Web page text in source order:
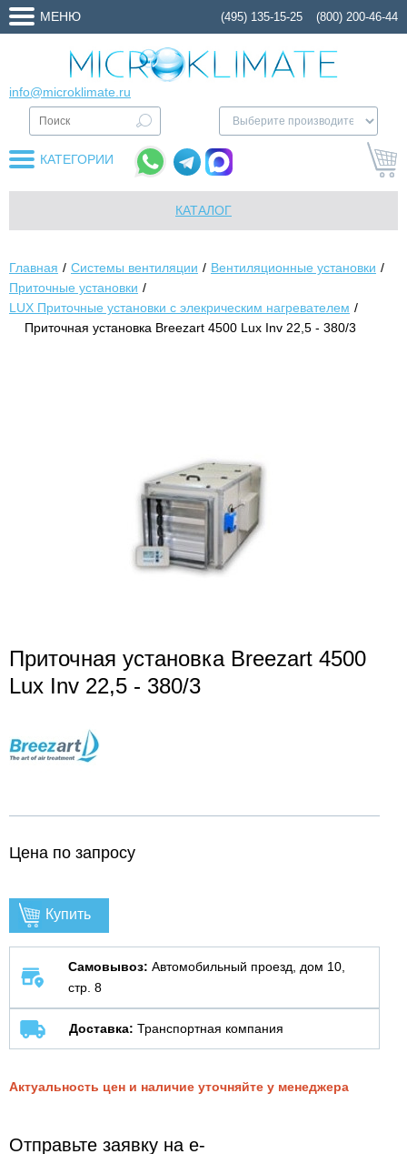
МЕНЮ (495) 135-15-25 (800) 200-46-44
info@microklimate.ru
КАТЕГОРИИ
КАТАЛОГ
Главная Системы вентиляции
Вентиляционные установки
Приточные установки
LUX Приточные установки с элекрическим нагревателем
Приточная установка Breezart 4500 Lux Inv 22,5 - 380/3
Приточная установка Breezart 4500
Lux Inv 22,5 - 380/3
Цена по запросу
Купить
Самовывоз: Автомобильный проезд, дом 10,
стр. 8
Доставка: Транспортная компания
Актуальность цен и наличие уточняйте у менеджера
Отправьте заявку на e-